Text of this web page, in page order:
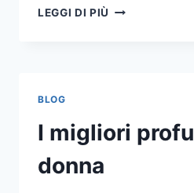
LEGGI DI PIÙ
VIDEO
BLOG
I migliori
donna